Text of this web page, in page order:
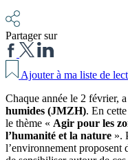
Partager sur
Ajouter à ma liste de
Chaque année le 2 février,
humides (JMZH). En
le thème « Agir pour les
l’humanité et la nature ».
l’environnement proposent